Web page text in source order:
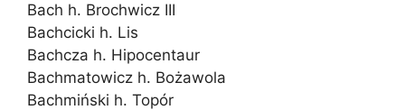
Bach h. Brochwicz III
Bachcicki h. Lis
Bachcza h. Hipocentaur
Bachmatowicz h. Bożawola
Bachmiński h. Topór